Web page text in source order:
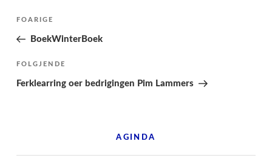
Berichtnavigatie
Folgjende
pagina
FOARIGE
BoekWinterBoek
Folgjend
berjocht
FOLGJENDE
Ferklearring oer bedrigingen Pim Lammers
AGINDA